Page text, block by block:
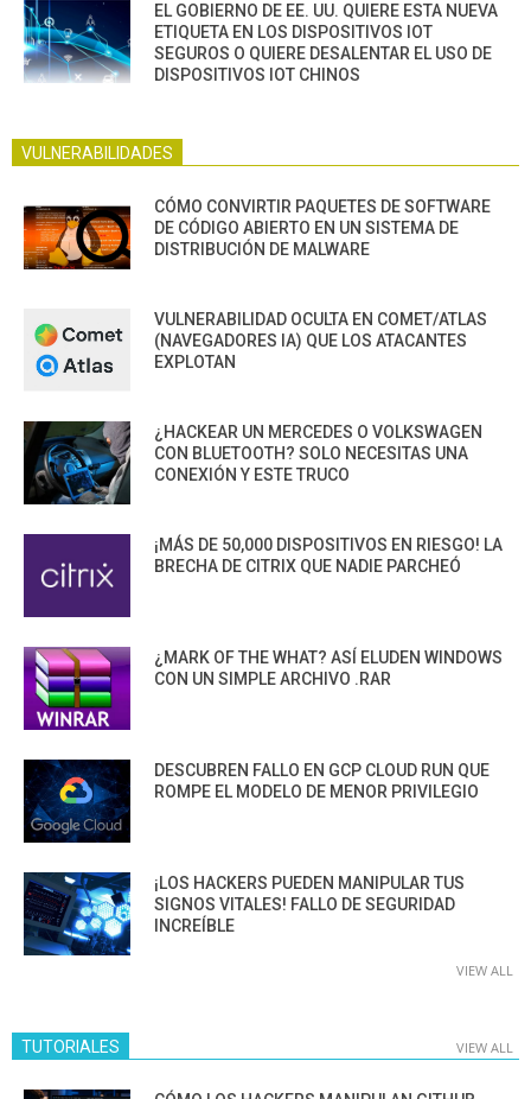
EL GOBIERNO DE EE. UU. QUIERE ESTA NUEVA
ETIQUETA EN LOS DISPOSITIVOS IOT
SEGUROS O QUIERE DESALENTAR EL USO DE
DISPOSITIVOS IOT CHINOS
VULNERABILIDADES
CÓMO CONVIRTIR PAQUETES DE SOFTWARE
DE CÓDIGO ABIERTO EN UN SISTEMA DE
DISTRIBUCIÓN DE MALWARE
VULNERABILIDAD OCULTA EN COMET/ATLAS
(NAVEGADORES IA) QUE LOS ATACANTES
EXPLOTAN
¿HACKEAR UN MERCEDES O VOLKSWAGEN
CON BLUETOOTH? SOLO NECESITAS UNA
CONEXIÓN Y ESTE TRUCO
¡MÁS DE 50,000 DISPOSITIVOS EN RIESGO! LA
BRECHA DE CITRIX QUE NADIE PARCHEÓ
¿MARK OF THE WHAT? ASÍ ELUDEN WINDOWS
CON UN SIMPLE ARCHIVO .RAR
DESCUBREN FALLO EN GCP CLOUD RUN QUE
ROMPE EL MODELO DE MENOR PRIVILEGIO
¡LOS HACKERS PUEDEN MANIPULAR TUS
SIGNOS VITALES! FALLO DE SEGURIDAD
INCREÍBLE
VIEW ALL
TUTORIALES VIEW ALL